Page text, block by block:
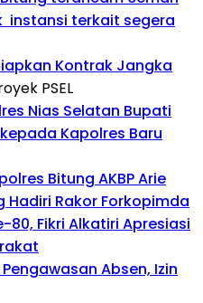
instansi terkait segera
Kontrak Jangka
PSEL
Nias Selatan Bupati
Kapolres Baru
Bitung AKBP Arie
Hadiri Rakor Forkopimda
80, Fikri Alkatiri Apresiasi
Absen, Izin